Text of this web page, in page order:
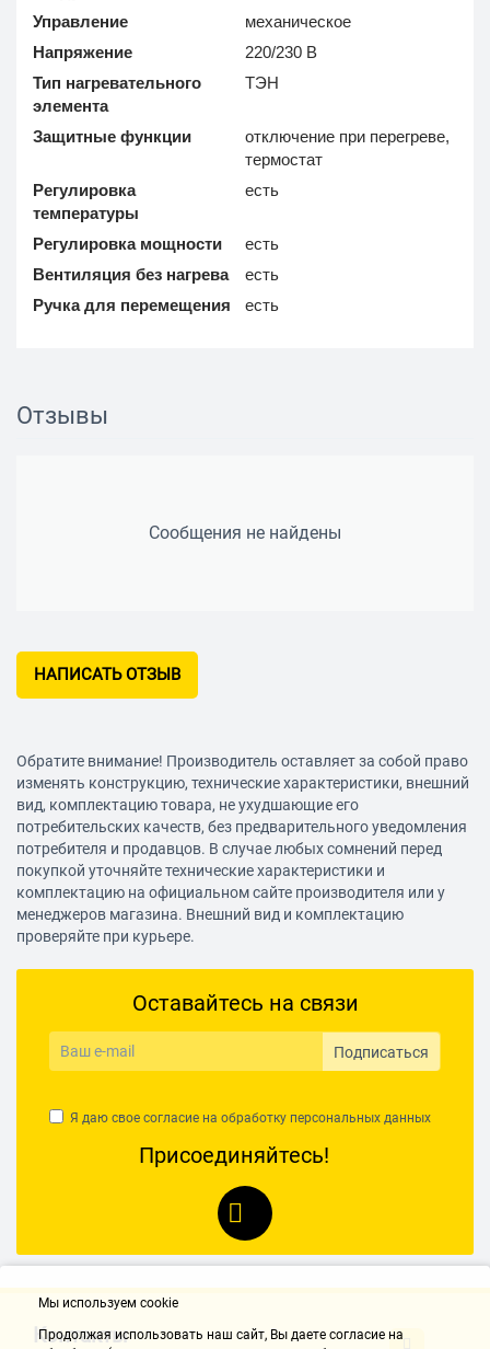
Управление
механическое
Напряжение
220/230 В
Тип нагревательного
элемента
ТЭН
Защитные функции
отключение при перегреве,
термостат
Регулировка
температуры
есть
Регулировка мощности
есть
Вентиляция без нагрева
есть
Ручка для перемещения
есть
Отзывы
Сообщения не найдены
НАПИСАТЬ ОТЗЫВ
Обратите внимание! Производитель оставляет за собой право
изменять конструкцию, технические характеристики, внешний
вид, комплектацию товара, не ухудшающие его
потребительских качеств, без предварительного уведомления
потребителя и продавцов. В случае любых сомнений перед
покупкой уточняйте технические характеристики и
комплектацию на официальном сайте производителя или у
менеджеров магазина. Внешний вид и комплектацию
проверяйте при курьере.
Оставайтесь на связи
Подписаться
Я даю свое согласие на обработку персональных данных
Присоединяйтесь!
Контакты
Мы используем cookie
Продолжая использовать наш cайт, Вы даете согласие на